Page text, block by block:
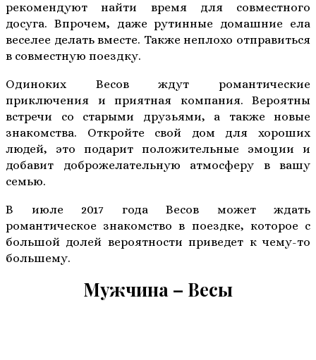
рекомендуют найти время для совместного
досуга. Впрочем, даже рутинные домашние ела
веселее делать вместе. Также неплохо отправиться
в совместную поездку.
Одиноких Весов ждут романтические
приключения и приятная компания. Вероятны
встречи со старыми друзьями, а также новые
знакомства. Откройте свой дом для хороших
людей, это подарит положительные эмоции и
добавит доброжелательную атмосферу в вашу
семью.
В июле 2017 года Весов может ждать
романтическое знакомство в поездке, которое с
большой долей вероятности приведет к чему-то
большему.
Мужчина – Весы